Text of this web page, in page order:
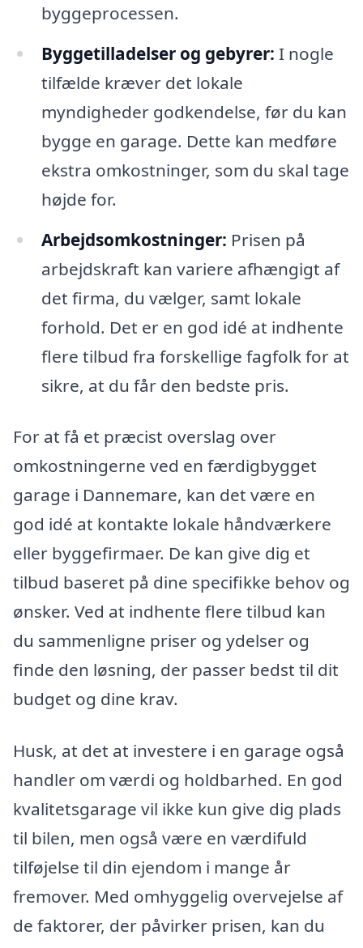
byggeprocessen.
Byggetilladelser og gebyrer: I nogle
tilfælde kræver det lokale
myndigheder godkendelse, før du kan
bygge en garage. Dette kan medføre
ekstra omkostninger, som du skal tage
højde for.
Arbejdsomkostninger: Prisen på
arbejdskraft kan variere afhængigt af
det firma, du vælger, samt lokale
forhold. Det er en god idé at indhente
flere tilbud fra forskellige fagfolk for at
sikre, at du får den bedste pris.
For at få et præcist overslag over
omkostningerne ved en færdigbygget
garage i Dannemare, kan det være en
god idé at kontakte lokale håndværkere
eller byggefirmaer. De kan give dig et
tilbud baseret på dine specifikke behov og
ønsker. Ved at indhente flere tilbud kan
du sammenligne priser og ydelser og
finde den løsning, der passer bedst til dit
budget og dine krav.
Husk, at det at investere i en garage også
handler om værdi og holdbarhed. En god
kvalitetsgarage vil ikke kun give dig plads
til bilen, men også være en værdifuld
tilføjelse til din ejendom i mange år
fremover. Med omhyggelig overvejelse af
de faktorer, der påvirker prisen, kan du